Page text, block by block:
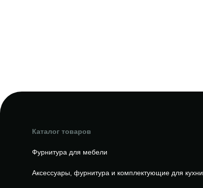
Каталог товаров
Фурнитура для мебели
Аксессуары, фурнитура и комплектующие для кухни